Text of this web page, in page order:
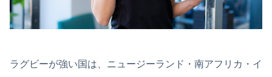
ラグビーが強い国は、ニュージーランド・南アフリカ・イ